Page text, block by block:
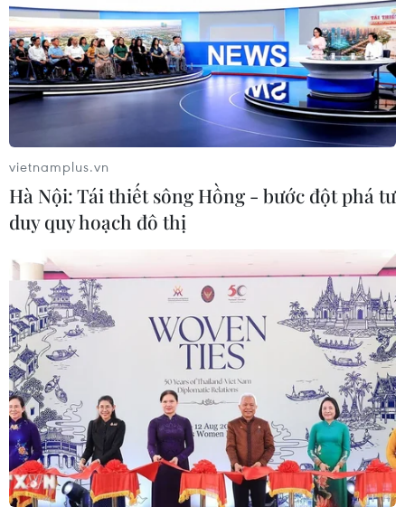
Từ 5-8/1, các sông từ Thừa Thiên-Huế đến
Khánh Hòa có thể xuất hiện lũ
04/01/2023 11:33
Từ ngày 5-8/1, trên các sông từ Thừa Thiên-Huế đến
Khánh Hòa có khả năng xuất hiện một đợt lũ, đỉnh lũ
trên các sông ở mức báo động 1 và trên báo động 1, các
sông nhỏ có khả năng lên mức báo động 1-2.
vietnamplus.vn
Hà Nội: Tái thiết sông Hồng - bước đột phá tư
duy quy hoạch đô thị